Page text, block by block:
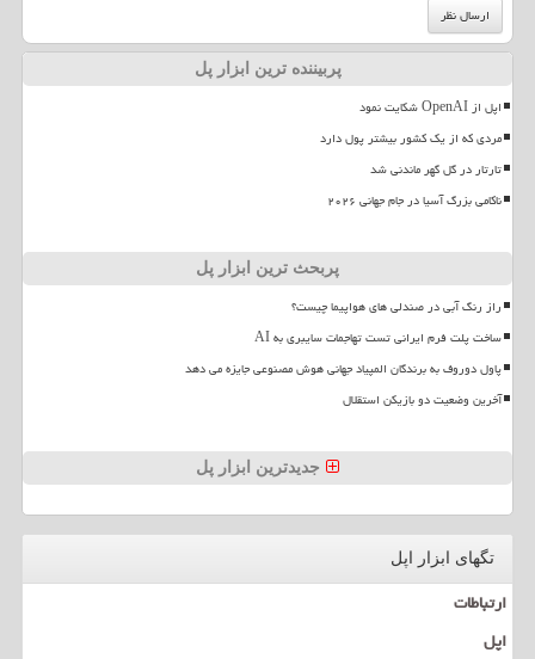
پربیننده ترین ابزار پل
اپل از OpenAI شکایت نمود
مردی که از یک کشور بیشتر پول دارد
تارتار در گل گهر ماندنی شد
ناکامی بزرگ آسیا در جام جهانی ۲۰۲۶
پربحث ترین ابزار پل
راز رنگ آبی در صندلی های هواپیما چیست؟
ساخت پلت فرم ایرانی تست تهاجمات سایبری به AI
پاول دوروف به برندگان المپیاد جهانی هوش مصنوعی جایزه می دهد
آخرین وضعیت دو بازیکن استقلال
جدیدترین ابزار پل
تگهای ابزار اپل
ارتباطات
اپل